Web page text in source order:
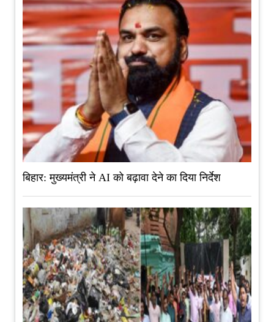
बिहार: मुख्यमंत्री ने AI को बढ़ावा देने का दिया निर्देश